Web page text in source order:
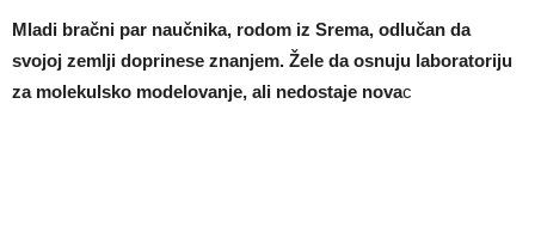
Mladi bračni par naučnika, rodom iz Srema, odlučan da
svojoj zemlji doprinese znanjem. Žele da osnuju laboratoriju
za molekulsko modelovanje, ali nedostaje novac